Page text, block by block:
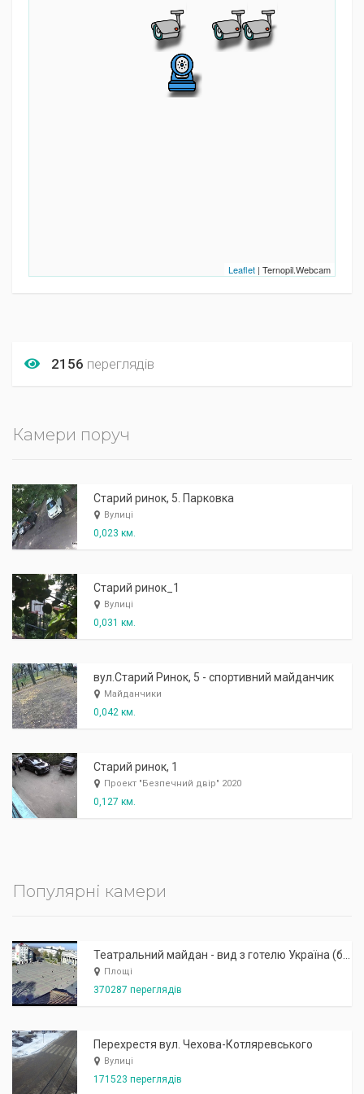
Leaflet | Ternopil.Webcam
2156 переглядів
Камери поруч
Старий ринок, 5. Парковка
Вулиці
0,023 км.
Старий ринок_1
Вулиці
0,031 км.
вул.Старий Ринок, 5 - спортивний майданчик
Майданчики
0,042 км.
Старий ринок, 1
Проект "Безпечний двір" 2020
0,127 км.
Популярні камери
Театральний майдан - вид з готелю Україна (бульв.Шевченка, 23)
Площі
370287 переглядів
Перехрестя вул. Чехова-Котляревського
Вулиці
171523 переглядів